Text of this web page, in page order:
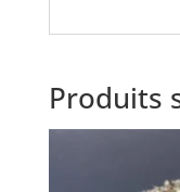
Produits